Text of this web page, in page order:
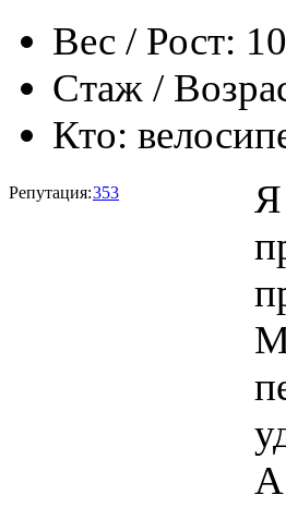
Вес / Рост:
Стаж /
Кто:
Репутация:353
Я
А